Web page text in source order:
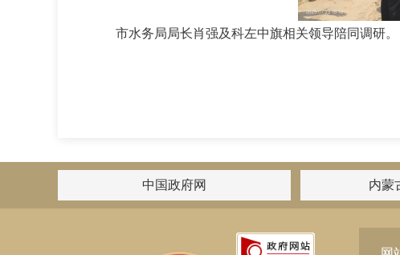
市水务局局长肖强及科左中旗相关领导陪同调研。
中国政府网 内蒙